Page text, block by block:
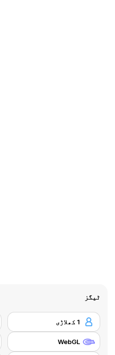
ٹیگز
1 کھلاڑی
WebGL